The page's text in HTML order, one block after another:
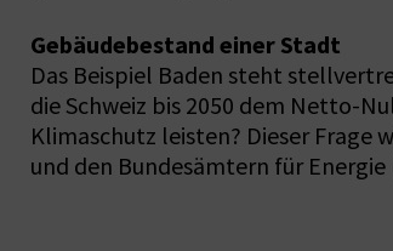
Gebäudebestand einer Stadt
Das Beispiel Baden steht
die Schweiz bis 2050 dem Netto-
Klimaschutz leisten? Dieser Frage
und den Bundesämtern für